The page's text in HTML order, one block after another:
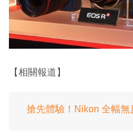
【相關報道】
搶先體驗！Nikon 全幅無